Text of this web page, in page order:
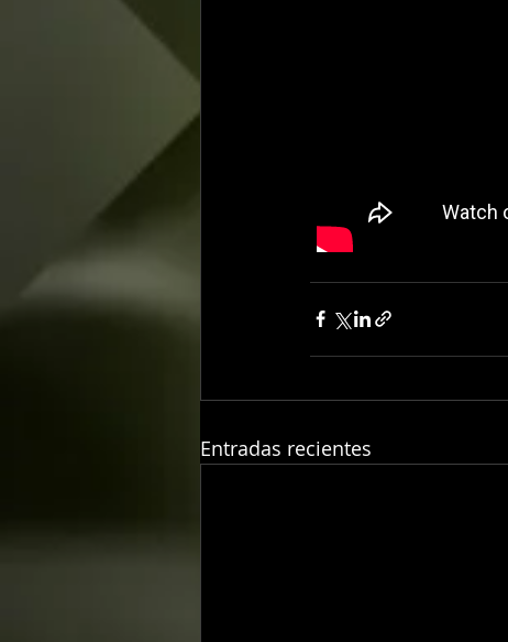
Entradas recientes